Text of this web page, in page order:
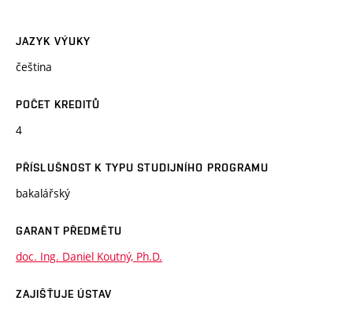
JAZYK VÝUKY
čeština
POČET KREDITŮ
4
PŘÍSLUŠNOST K TYPU STUDIJNÍHO PROGRAMU
bakalářský
GARANT PŘEDMĚTU
doc. Ing. Daniel Koutný, Ph.D.
ZAJIŠŤUJE ÚSTAV